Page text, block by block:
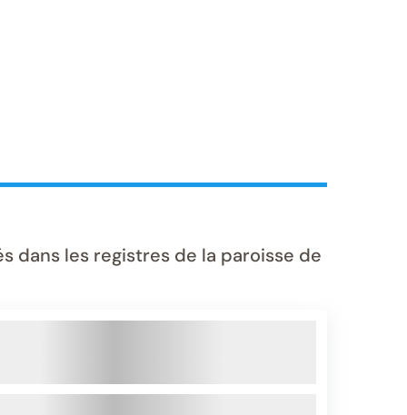
dans les registres de la paroisse de